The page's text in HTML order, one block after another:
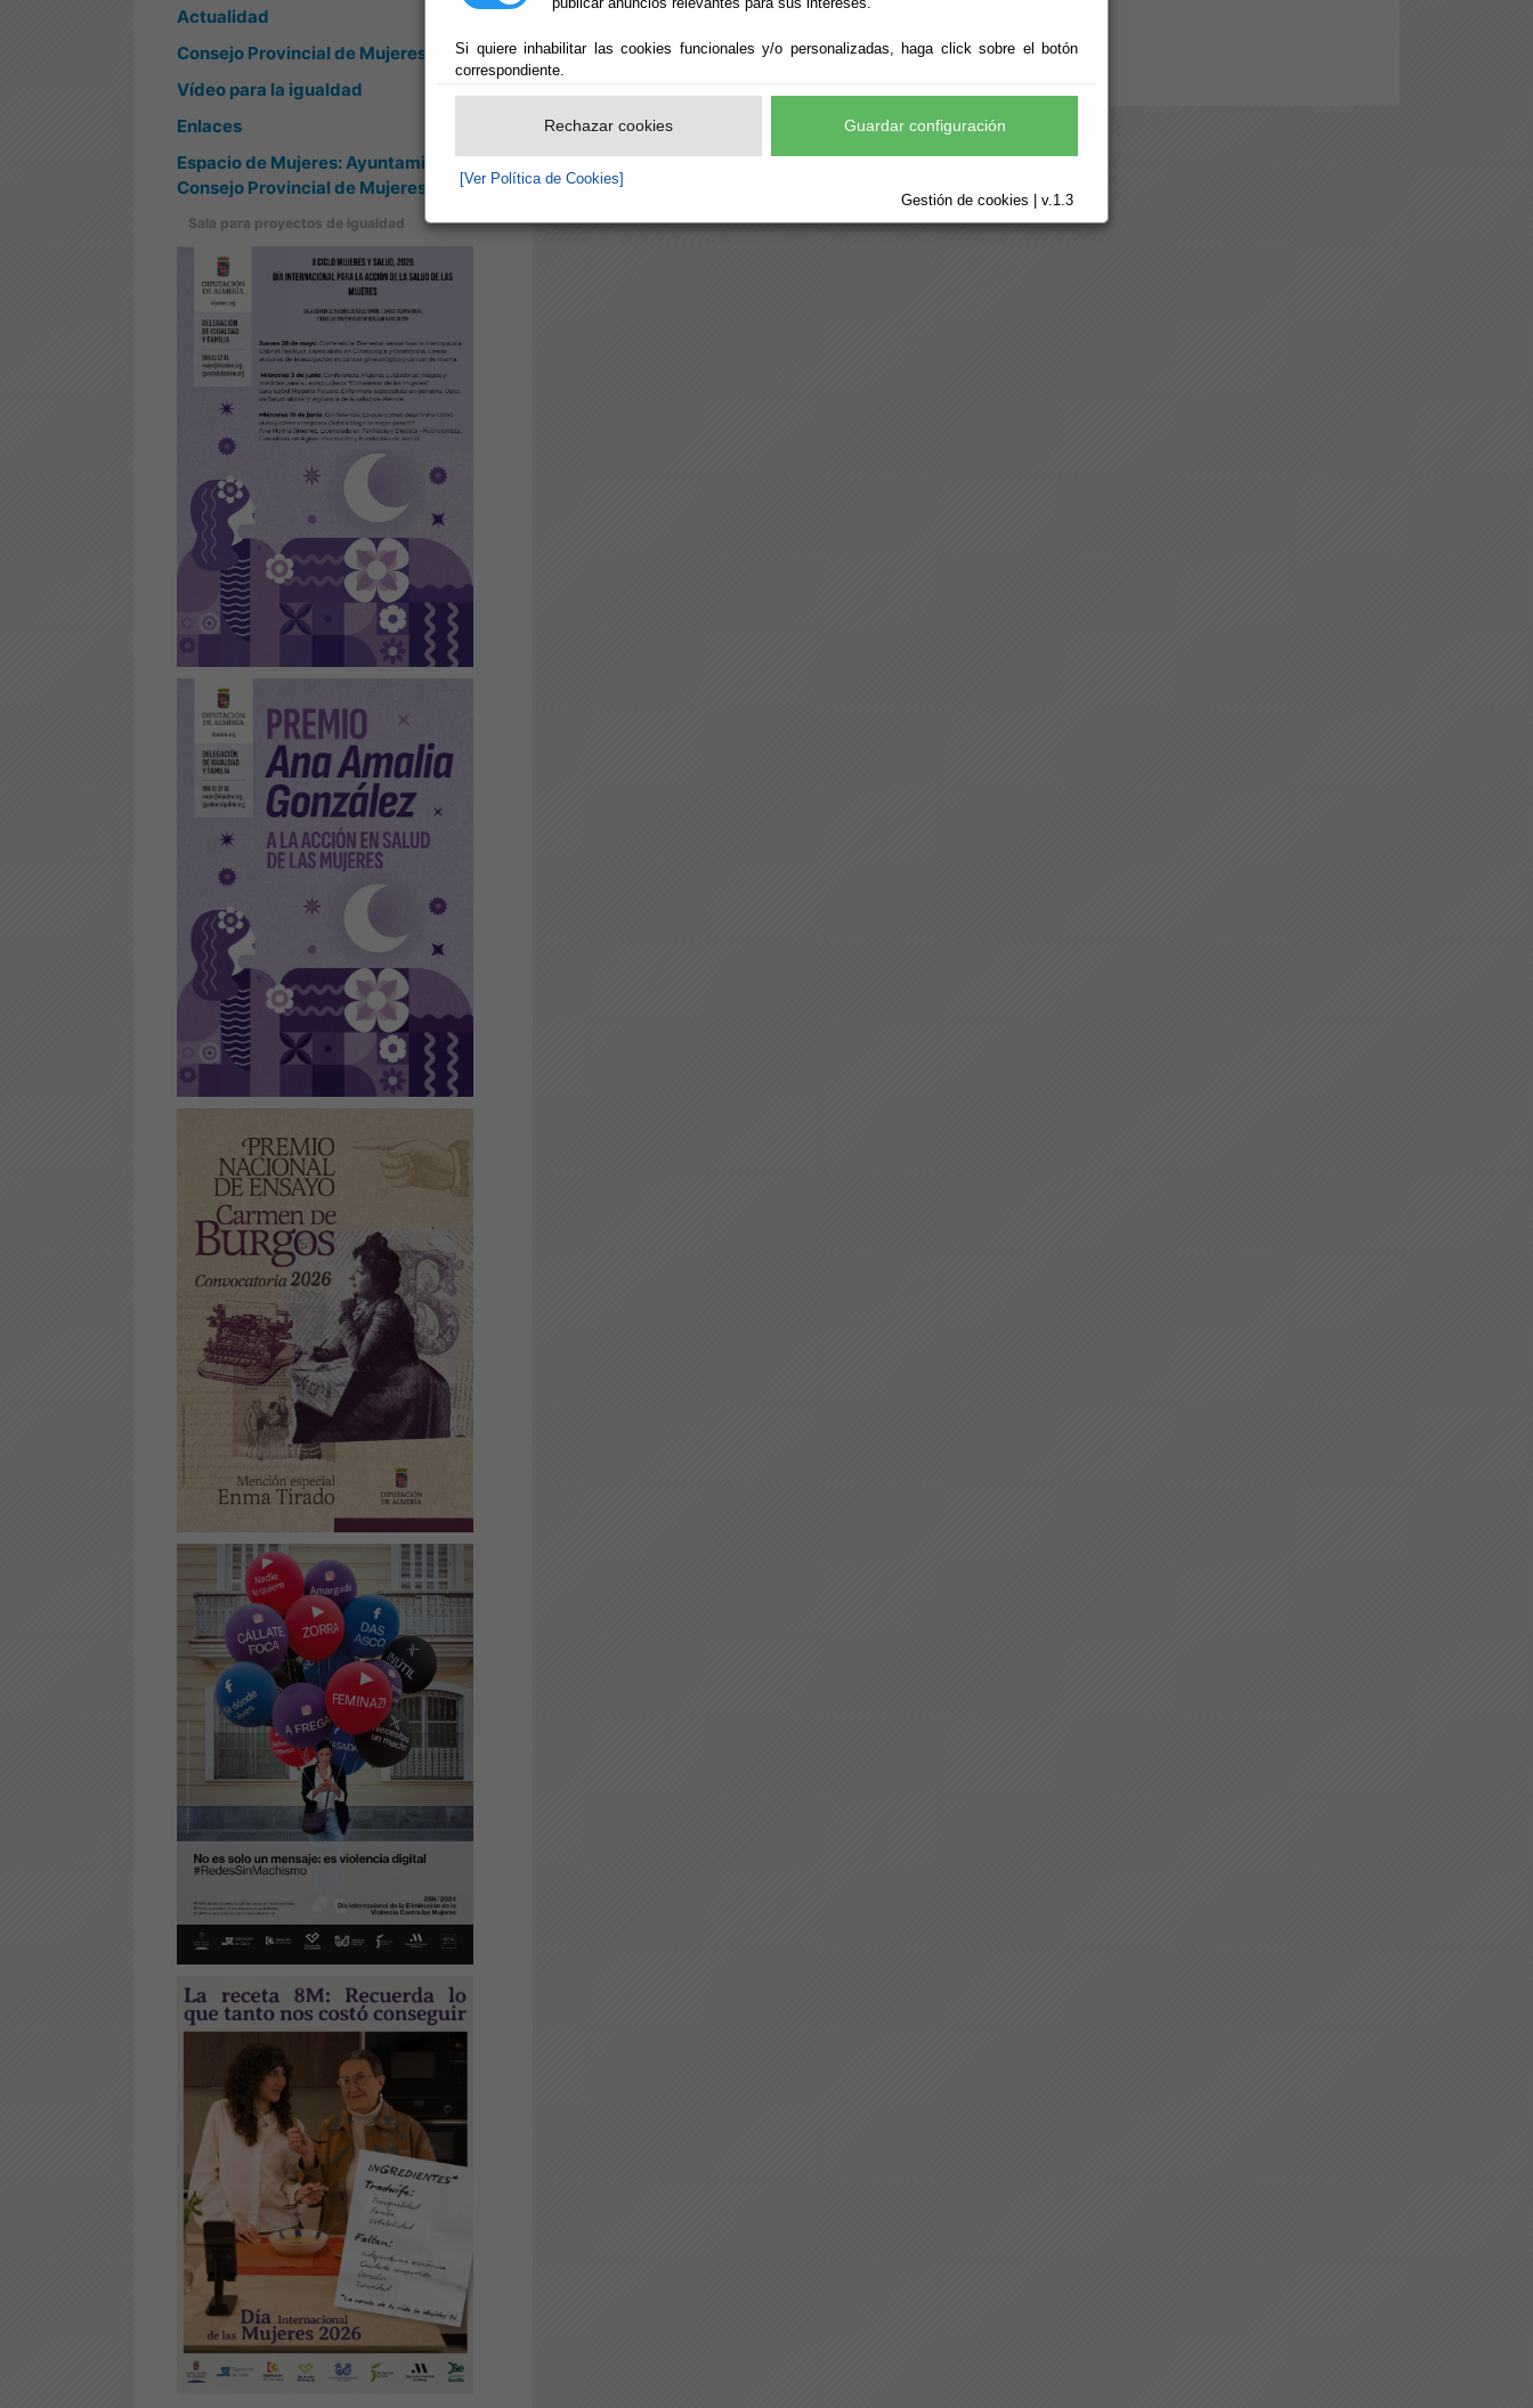
Si quiere inhabilitar las cookies funcionales y/o personalizadas, haga click sobre el botón
correspondiente.
Rechazar cookies Guardar configuración
[Ver Política de Cookies]
Gestión de cookies | v.1.3
Actualidad
Consejo Provincial de Mujeres
Vídeo para la igualdad
Enlaces
Espacio de Mujeres: Ayuntamientos y
Consejo Provincial de Mujeres
Sala para proyectos de igualdad
Información: Dpto. de P. Igualdad de Género y Participación.